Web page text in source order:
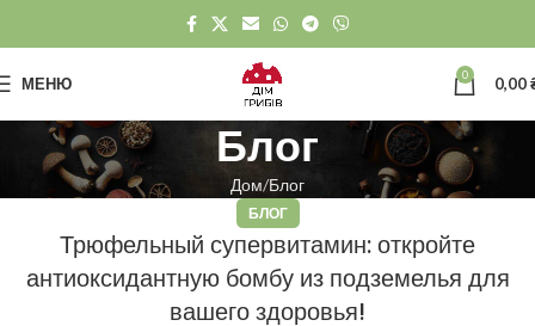
МЕНЮ 0 0,00
Блог
Дом Блог
БЛОГ
Трюфельный супервитамин: откройте
антиоксидантную бомбу из подземелья для
вашего здоровья!